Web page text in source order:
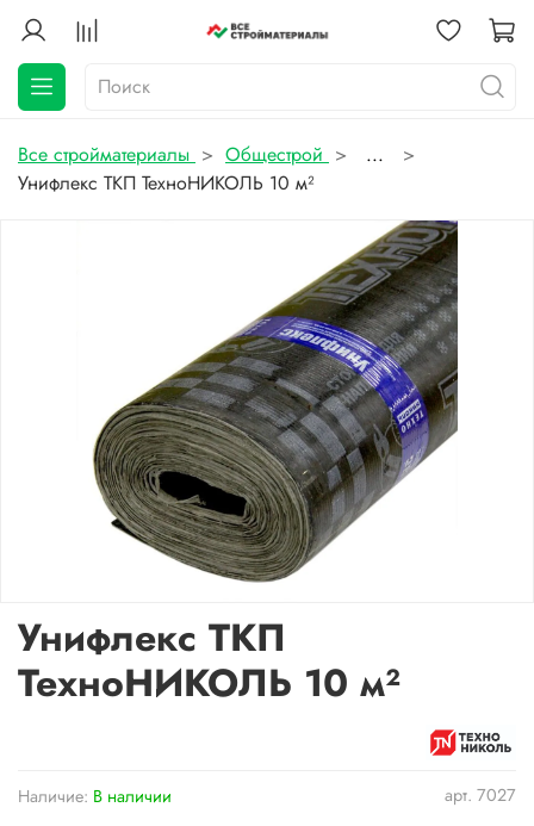
Все стройматериалы Общестрой
...
Унифлекс ТКП ТехноНИКОЛЬ 10 м²
арт. 7027
Наличие: В наличии
Унифлекс ТКП
ТехноНИКОЛЬ 10 м²